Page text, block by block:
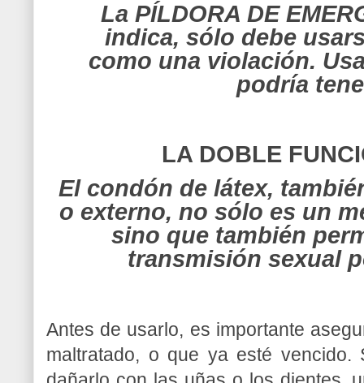
La PÍLDORA DE
indica, sólo debe
como una violación.
podría
LA DOBLE
El condón de látex,
o externo, no sólo es un
sino que también
transmisión sexual
Antes de usarlo, es importante
maltratado, o que ya esté